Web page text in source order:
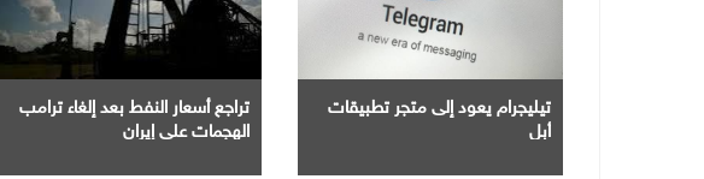
تيليجرام يعود إلى متجر تطبيقات
أبل
تراجع أسعار النفط بعد إلغاء ترامب
الهجمات على إيران